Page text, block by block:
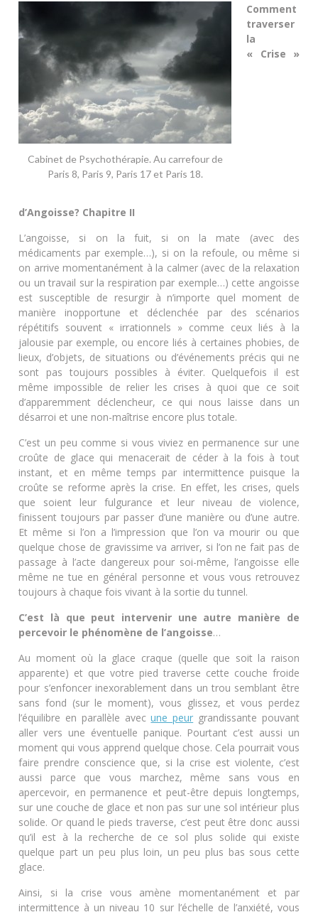
Cabinet de Psychothérapie. Au carrefour de
Paris 8, Paris 9, Paris 17 et Paris 18.
Comment
traverser
la
« Crise »
d’Angoisse? Chapitre II
L’angoisse, si on la fuit, si on la mate (avec des
médicaments par exemple…), si on la refoule, ou même si
on arrive momentanément à la calmer (avec de la relaxation
ou un travail sur la respiration par exemple…) cette angoisse
est susceptible de resurgir à n’importe quel moment de
manière inopportune et déclenchée par des scénarios
répétitifs souvent « irrationnels » comme ceux liés à la
jalousie par exemple, ou encore liés à certaines phobies, de
lieux, d’objets, de situations ou d’événements précis qui ne
sont pas toujours possibles à éviter. Quelquefois il est
même impossible de relier les crises à quoi que ce soit
d’apparemment déclencheur, ce qui nous laisse dans un
désarroi et une non-maîtrise encore plus totale.
C’est un peu comme si vous viviez en permanence sur une
croûte de glace qui menacerait de céder à la fois à tout
instant, et en même temps par intermittence puisque la
croûte se reforme après la crise. En effet, les crises, quels
que soient leur fulgurance et leur niveau de violence,
finissent toujours par passer d’une manière ou d’une autre.
Et même si l’on a l’impression que l’on va mourir ou que
quelque chose de gravissime va arriver, si l’on ne fait pas de
passage à l’acte dangereux pour soi-même, l’angoisse elle
même ne tue en général personne et vous vous retrouvez
toujours à chaque fois vivant à la sortie du tunnel.
C’est là que peut intervenir une autre manière de
percevoir le phénomène de l’angoisse…
Au moment où la glace craque (quelle que soit la raison
apparente) et que votre pied traverse cette couche froide
pour s’enfoncer inexorablement dans un trou semblant être
sans fond (sur le moment), vous glissez, et vous perdez
l’équilibre en parallèle avecune peur grandissante pouvant
aller vers une éventuelle panique. Pourtant c’est aussi un
moment qui vous apprend quelque chose. Cela pourrait vous
faire prendre conscience que, si la crise est violente, c’est
aussi parce que vous marchez, même sans vous en
apercevoir, en permanence et peut-être depuis longtemps,
sur une couche de glace et non pas sur une sol intérieur plus
solide. Or quand le pieds traverse, c’est peut être donc aussi
qu’il est à la recherche de ce sol plus solide qui existe
quelque part un peu plus loin, un peu plus bas sous cette
glace.
Ainsi, si la crise vous amène momentanément et par
intermittence à un niveau 10 sur l’échelle de l’anxiété, vous